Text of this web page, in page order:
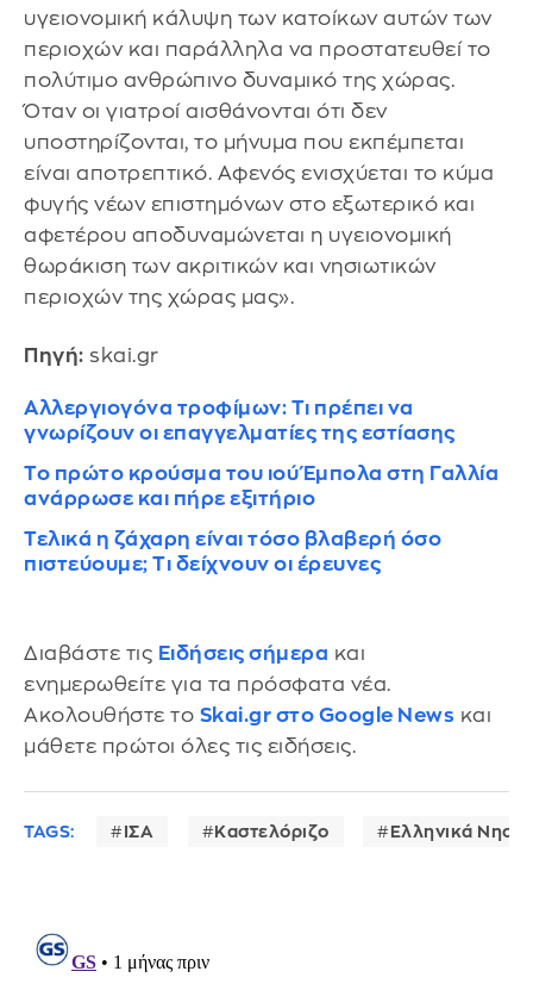
υγειονομική κάλυψη των κατοίκων αυτών των
περιοχών και παράλληλα να προστατευθεί το
πολύτιμο ανθρώπινο δυναμικό της χώρας.
Όταν οι γιατροί αισθάνονται ότι δεν
υποστηρίζονται, το μήνυμα που εκπέμπεται
είναι αποτρεπτικό. Αφενός ενισχύεται το κύμα
φυγής νέων επιστημόνων στο εξωτερικό και
αφετέρου αποδυναμώνεται η υγειονομική
θωράκιση των ακριτικών και νησιωτικών
περιοχών της χώρας μας».
Πηγή: skai.gr
Αλλεργιογόνα τροφίμων: Τι πρέπει να
γνωρίζουν οι επαγγελματίες της εστίασης
Το πρώτο κρούσμα του ιού Έμπολα στη Γαλλία
ανάρρωσε και πήρε εξιτήριο
Τελικά η ζάχαρη είναι τόσο βλαβερή όσο
πιστεύουμε; Τι δείχνουν οι έρευνες
Διαβάστε τις Ειδήσεις σήμερα και
ενημερωθείτε για τα πρόσφατα νέα.
Ακολουθήστε το Skai.gr στο Google News και
μάθετε πρώτοι όλες τις ειδήσεις.
TAGS: ΙΣΑ Καστελόριζο Ελληνικά Νησιά